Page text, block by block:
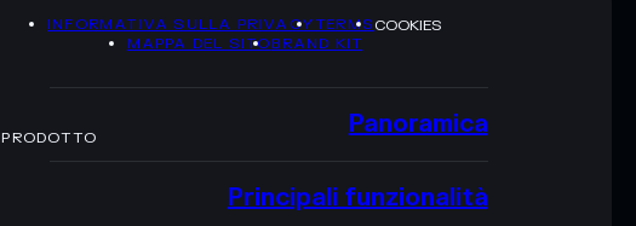
INFORMATIVA SULLA PRIVACYTERMSCOOKIES
MAPPA DEL SITOBRAND KIT
PRODOTTO Panoramica
Principali funzionalità